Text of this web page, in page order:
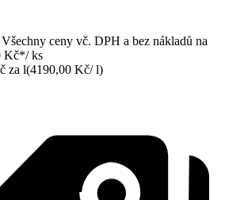
ceny vč. DPH a bez nákladů na
Kč*/ ks
za l(4190,00 Kč/ l)